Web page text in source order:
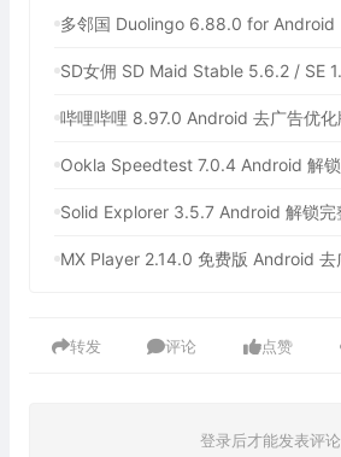
转发 评论 点赞
登录后才能发表评论